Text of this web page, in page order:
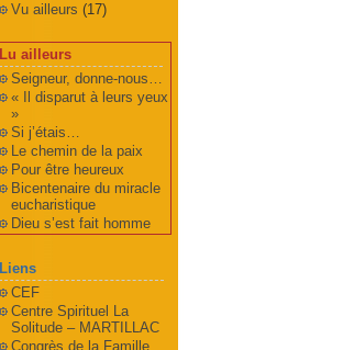
Vu ailleurs (17)
Lu ailleurs
Seigneur, donne-nous…
« Il disparut à leurs yeux
»
Si j’étais…
Le chemin de la paix
Pour être heureux
Bicentenaire du miracle
eucharistique
Dieu s’est fait homme
Liens
CEF
Centre Spirituel La
Solitude – MARTILLAC
Congrès de la Famille